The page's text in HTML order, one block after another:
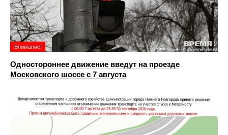
Внимание!
Одностороннее движение введут на проезде
Московского шоссе с 7 августа